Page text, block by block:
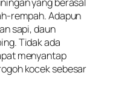
rempah. Adapun
sapi, daun
Tidak ada
menyantap
kocek sebesar